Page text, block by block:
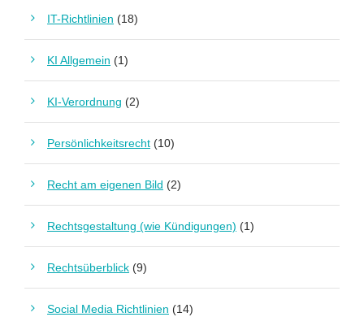
IT-Richtlinien (18)
KI Allgemein (1)
KI-Verordnung (2)
Persönlichkeitsrecht (10)
Recht am eigenen Bild (2)
Rechtsgestaltung (wie Kündigungen) (1)
Rechtsüberblick (9)
Social Media Richtlinien (14)